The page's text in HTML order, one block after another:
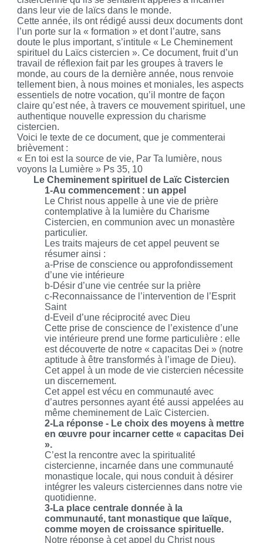
dans leur vie de laïcs dans le monde.
Cette année, ils ont rédigé aussi deux documents dont
l’un porte sur la « formation » et dont l’autre, sans
doute le plus important, s’intitule « Le Cheminement
spirituel du Laïcs cistercien ». Ce document, fruit d’un
travail de réflexion fait par les groupes à travers le
monde, au cours de la dernière année, nous renvoie
tellement bien, à nous moines et moniales, les aspects
essentiels de notre vocation, qu’il montre de façon
claire qu’est née, à travers ce mouvement spirituel, une
authentique nouvelle expression du charisme
cistercien.
Voici le texte de ce document, que je commenterai
brièvement :
« En toi est la source de vie, Par Ta lumière, nous
voyons la Lumière » Ps 35, 10
Le Cheminement spirituel de Laïc Cistercien
1-Au commencement : un appel
Le Christ nous appelle à une vie de prière
contemplative à la lumière du Charisme
Cistercien, en communion avec un monastère
particulier.
Les traits majeurs de cet appel peuvent se
résumer ainsi :
a-Prise de conscience ou approfondissement
d’une vie intérieure
b-Désir d’une vie centrée sur la prière
c-Reconnaissance de l’intervention de l’Esprit
Saint
d-Eveil d’une réciprocité avec Dieu
Cette prise de conscience de l’existence d’une
vie intérieure prend une forme particulière : elle
est découverte de notre «capacitas Dei » (notre
aptitude à être transformés à l’image de Dieu).
Cet appel à un mode de vie cistercien nécessite
un discernement.
Cet appel est vécu en communauté avec
d’autres personnes ayant été aussi appelées au
même cheminement de Laïc Cistercien.
2-La réponse - Le choix des moyens à mettre
en œuvre pour incarner cette «capacitas Dei
».
C’est la rencontre avec la spiritualité
cistercienne, incarnée dans une communauté
monastique locale, qui nous conduit à désirer
intégrer les valeurs cisterciennes dans notre vie
quotidienne.
3-La place centrale donnée à la
communauté, tant monastique que laïque,
comme moyen de croissance spirituelle.
Notre réponse à cet appel du Christ nous